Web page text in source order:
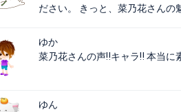
ださい。 きっと、菜乃花さんの
ゆか
菜乃花さんの声‼︎キャラ‼︎ 本当に
ゆん